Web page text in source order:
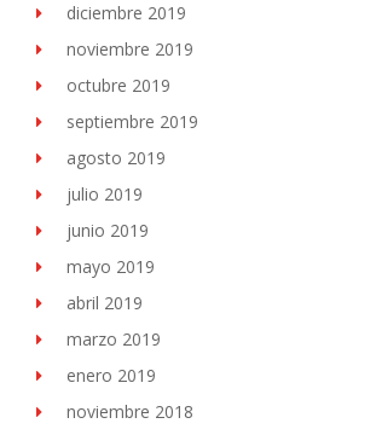
diciembre 2019
noviembre 2019
octubre 2019
septiembre 2019
agosto 2019
julio 2019
junio 2019
mayo 2019
abril 2019
marzo 2019
enero 2019
noviembre 2018